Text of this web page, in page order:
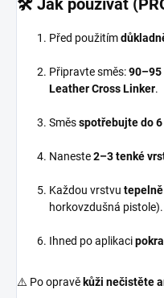
🛠️ Jak používat
Před použitím
Připravte směs:90–95
Leather Cross Linker.
Směsspotřebujte do
Naneste2–3 tenké
Každou vrstvu
horkovzdušná pistole).
Ihned po aplikaci
⚠️ Po opravě kůži nečistěte